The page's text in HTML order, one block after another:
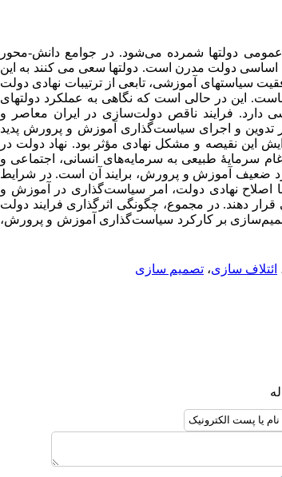
دولتها شمرده می‌­شود. در جوامع دانش­-محور
اساسی دولت­ مدرن است. دولتها سعی می ­کنند به این
سیاستهای آموزشی، تابعی از ترتیبات نهادی دولت
این در حالی است که نگاهی به عملکرد دولتهای
دارد. فرایند ناقص دولت­‌سازی در ایران معاصر و
تدوین و اجرای سیاست­‌گذاری آموزش و پرورش پدید
این نقیصه و مشکل نهادی مؤثر بود. نهاد دولت در
سرمایۀ طبیعی به سرمایه‌­های انسانی، اجتماعی و
ضعیف آموزش و پرورش، برایند آن است. در شرایط
با اصلاح نهادی دولت، امر سیاست­‌گذاری در آموزش و
دهند. در مجموع، چگونگی اثرگذاری فرایند دولت­‌
بر کارکرد سیاست­­‌گذاری آموزش و پرورش،
ائتلاف سازی، تصمیم سازی